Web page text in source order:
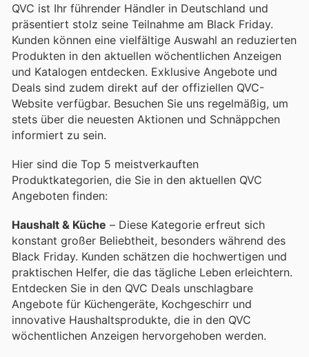
QVC ist Ihr führender Händler in Deutschland und
präsentiert stolz seine Teilnahme am Black Friday.
Kunden können eine vielfältige Auswahl an reduzierten
Produkten in den aktuellen wöchentlichen Anzeigen
und Katalogen entdecken. Exklusive Angebote und
Deals sind zudem direkt auf der offiziellen QVC-
Website verfügbar. Besuchen Sie uns regelmäßig, um
stets über die neuesten Aktionen und Schnäppchen
informiert zu sein.
Hier sind die Top 5 meistverkauften
Produktkategorien, die Sie in den aktuellen QVC
Angeboten finden:
Haushalt & Küche – Diese Kategorie erfreut sich
konstant großer Beliebtheit, besonders während des
Black Friday. Kunden schätzen die hochwertigen und
praktischen Helfer, die das tägliche Leben erleichtern.
Entdecken Sie in den QVC Deals unschlagbare
Angebote für Küchengeräte, Kochgeschirr und
innovative Haushaltsprodukte, die in den QVC
wöchentlichen Anzeigen hervorgehoben werden.